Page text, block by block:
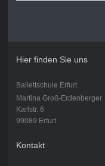
Hier finden Sie uns
Ballettschule Erfurt
Martina Groß-Erdenberger
Karlstr. 6
99089 Erfurt
Kontakt